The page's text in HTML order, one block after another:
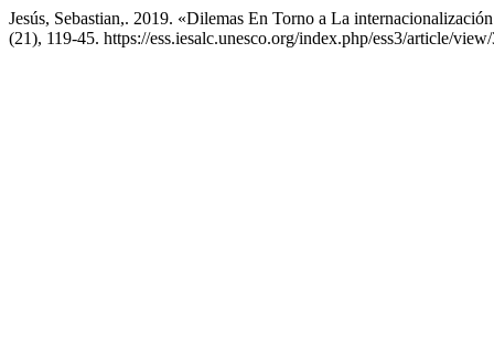
Jesús, Sebastian,. 2019. «Dilemas En Torno a La
(21), 119-45. https://ess.iesalc.unesco.org/index.php/ess3/article/